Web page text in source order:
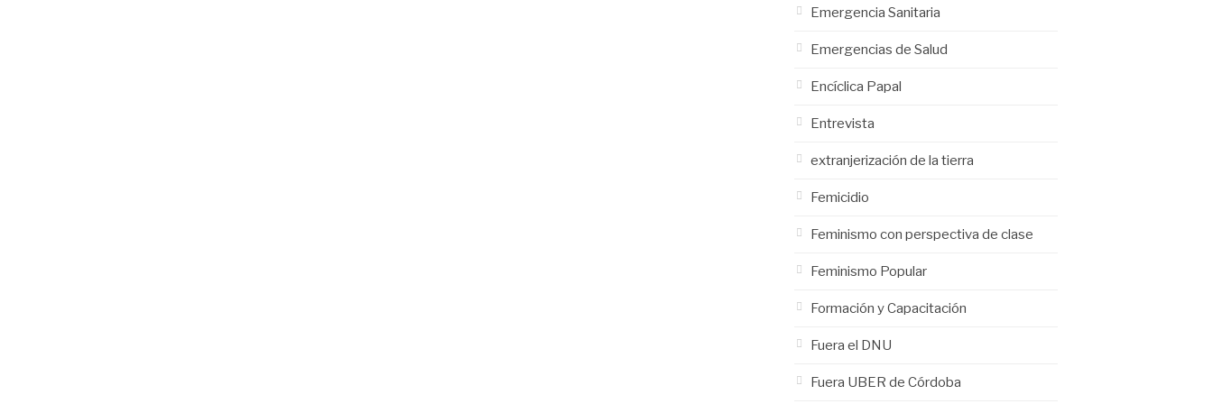
Emergencia Sanitaria
Emergencias de Salud
Encíclica Papal
Entrevista
extranjerización de la tierra
Femicidio
Feminismo con perspectiva de clase
Feminismo Popular
Formación y Capacitación
Fuera el DNU
Fuera UBER de Córdoba